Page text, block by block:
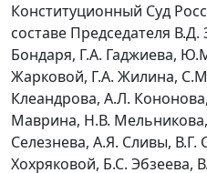
Конституционный Суд
составе Председателя
Бондаря, Г.А. Гаджиева,
Жарковой, Г.А. Жилина,
Клеандрова, А.Л.
Маврина, Н.В.
Селезнева, А.Я. Сливы, В.Г.
Хохряковой, Б.С. Эбзеева,